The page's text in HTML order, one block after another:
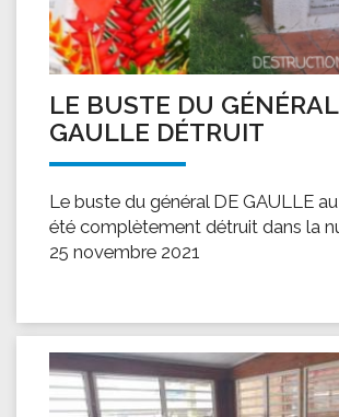
LE BUSTE DU
GAULLE DÉTRUIT
Le buste du général DE GAULLE
été complètement détruit dans la
25 novembre 2021